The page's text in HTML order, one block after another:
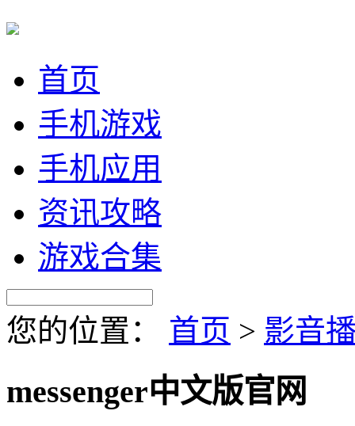
首页
手机游戏
手机应用
资讯攻略
游戏合集
您的位置： 首页 > 影音
messenger中文版官网